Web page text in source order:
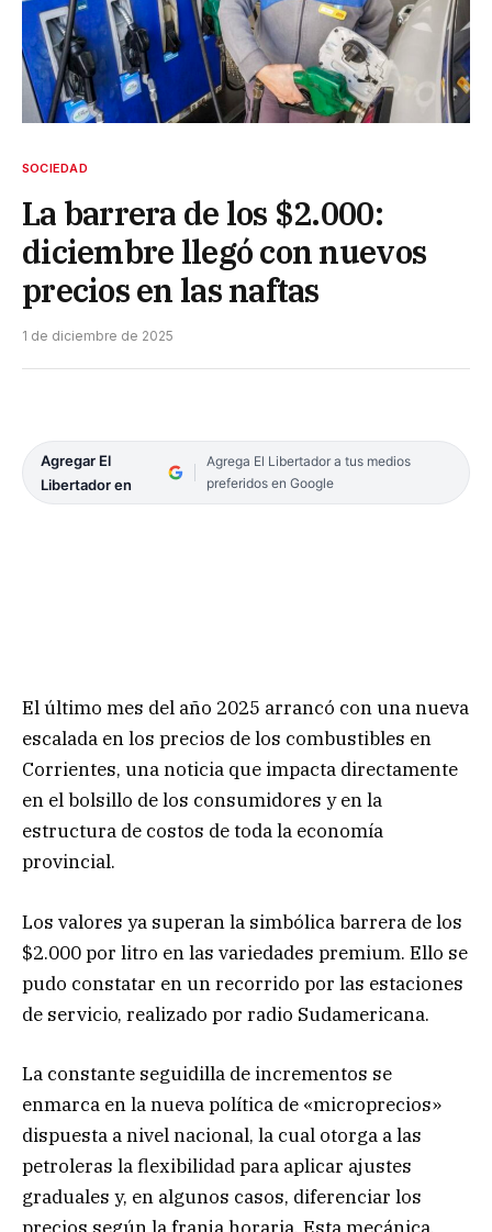
SOCIEDAD
La barrera de los $2.000:
diciembre llegó con nuevos
precios en las naftas
1 de diciembre de 2025
Agregar El
Libertador en
Agrega El Libertador a tus medios
preferidos en Google
El último mes del año 2025 arrancó con una nueva
escalada en los precios de los combustibles en
Corrientes, una noticia que impacta directamente
en el bolsillo de los consumidores y en la
estructura de costos de toda la economía
provincial.
Los valores ya superan la simbólica barrera de los
$2.000 por litro en las variedades premium. Ello se
pudo constatar en un recorrido por las estaciones
de servicio, realizado por radio Sudamericana.
La constante seguidilla de incrementos se
enmarca en la nueva política de «microprecios»
dispuesta a nivel nacional, la cual otorga a las
petroleras la flexibilidad para aplicar ajustes
graduales y, en algunos casos, diferenciar los